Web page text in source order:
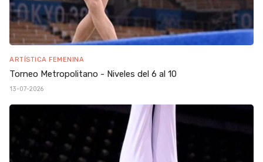
ARTÍSTICA FEMENINA
Torneo Metropolitano - Niveles del 6 al 10
13-07-2026